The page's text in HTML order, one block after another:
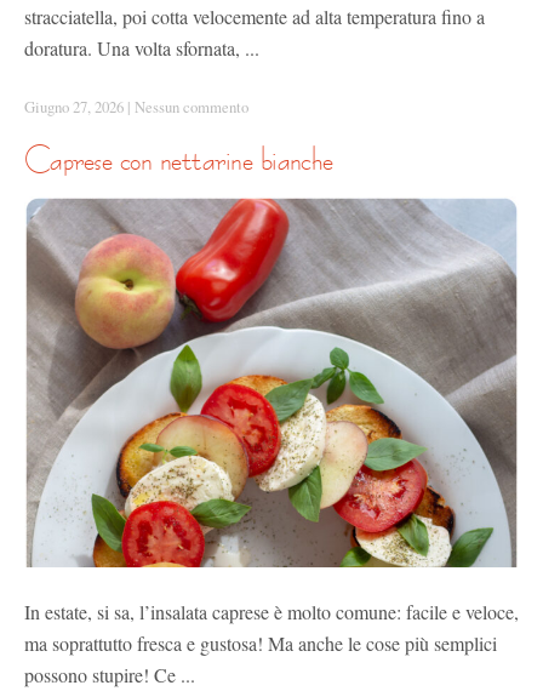
stracciatella, poi cotta velocemente ad alta temperatura fino a
doratura. Una volta sfornata, ...
Giugno 27, 2026 | Nessun commento
caprese con nettarine bianche
In estate, si sa, l’insalata caprese è molto comune: facile e veloce,
ma soprattutto fresca e gustosa! Ma anche le cose più semplici
possono stupire! Ce ...